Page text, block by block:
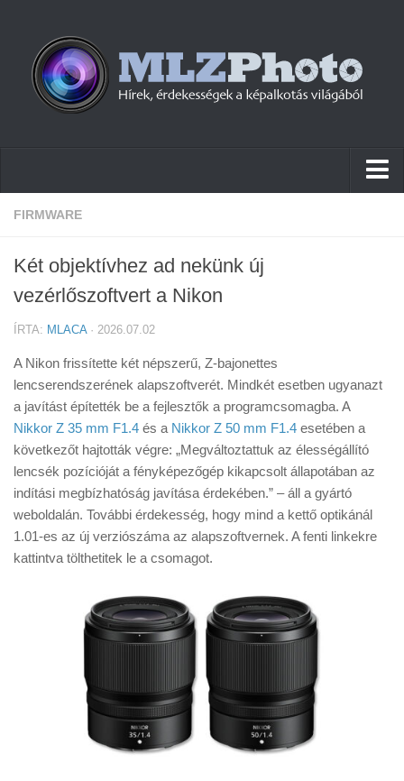
Hírek
Cikkek
Tanácsok
Érdekességek
Helyszíni Riport
E-BB
FIRMWARE
Két objektívhez ad nekünk új
vezérlőszoftvert a Nikon
ÍRTA: MLACA· 2026.07.02
A Nikon frissítette két népszerű, Z-bajonettes
lencserendszerének alapszoftverét. Mindkét esetben ugyanazt
a javítást építették be a fejlesztők a programcsomagba. A
Nikkor Z 35 mm F1.4 és a Nikkor Z 50 mm F1.4 esetében a
következőt hajtották végre: „Megváltoztattuk az élességállító
lencsék pozícióját a fényképezőgép kikapcsolt állapotában az
indítási megbízhatóság javítása érdekében.” – áll a gyártó
weboldalán. További érdekesség, hogy mind a kettő optikánál
1.01-es az új verziószáma az alapszoftvernek. A fenti linkekre
kattintva tölthetitek le a csomagot.